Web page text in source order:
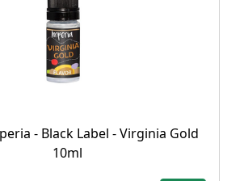
- Black Label - Virginia Gold
10ml